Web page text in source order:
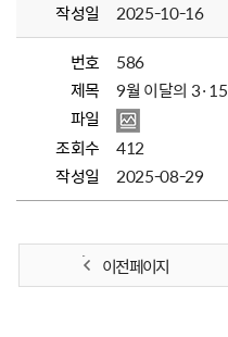
작성일
2025-10-16
번호
586
제목
9월 이달의
파일
조회수
412
작성일
2025-08-29
이전 페이지